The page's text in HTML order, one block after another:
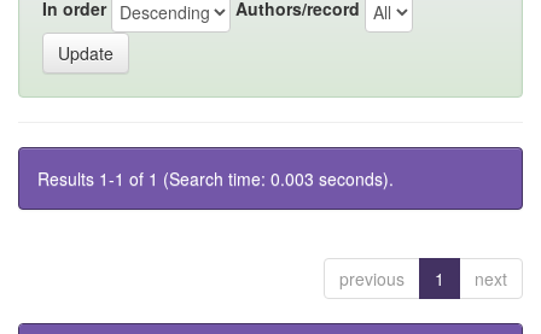
In order Authors/record
Results 1-1 of 1 (Search time: 0.003 seconds).
previous 1 next